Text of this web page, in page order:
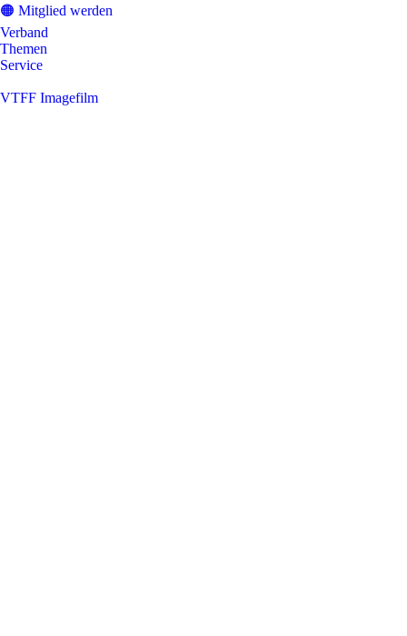
🟠 Mitglied werden
Verband
Themen
Service
VTFF Imagefilm